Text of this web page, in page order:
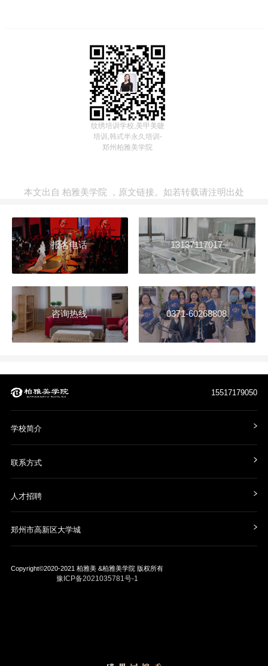
纹绣培训学校,美甲美睫
培训,韩式半永久培训-
郑州柏雅美学院
本文出自 柏雅美学院 ， 原文链接。如若转载请注明出处
报名电话 13137117017
咨询热线 0371-60268808
15517179050
学校简介
联系方式
人才招聘
郑州市高新区大学城
Copyright©2020-2021 柏雅美 &柏雅美学院 版权所有
豫ICP备2021035781号-1